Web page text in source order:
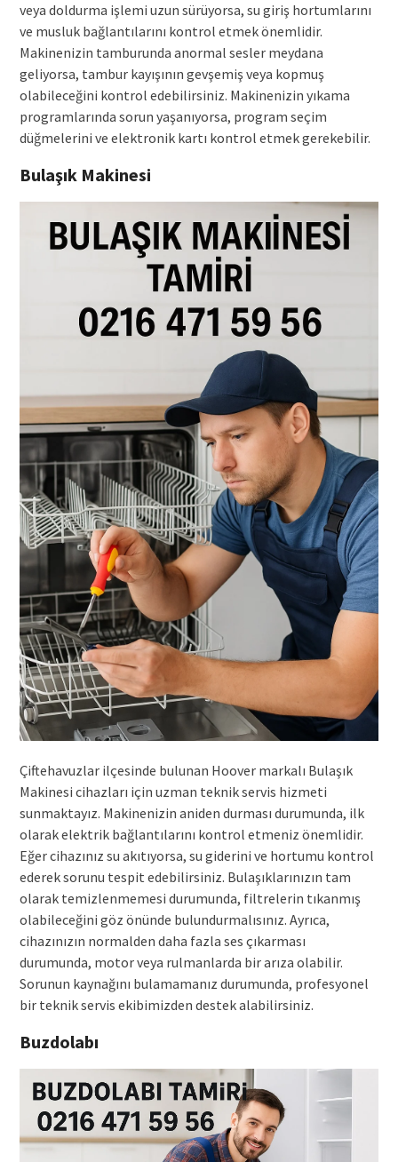
veya doldurma işlemi uzun sürüyorsa, su giriş hortumlarını
ve musluk bağlantılarını kontrol etmek önemlidir.
Makinenizin tamburunda anormal sesler meydana
geliyorsa, tambur kayışının gevşemiş veya kopmuş
olabileceğini kontrol edebilirsiniz. Makinenizin yıkama
programlarında sorun yaşanıyorsa, program seçim
düğmelerini ve elektronik kartı kontrol etmek gerekebilir.
Bulaşık Makinesi
Çiftehavuzlar ilçesinde bulunan Hoover markalı Bulaşık
Makinesi cihazları için uzman teknik servis hizmeti
sunmaktayız. Makinenizin aniden durması durumunda, ilk
olarak elektrik bağlantılarını kontrol etmeniz önemlidir.
Eğer cihazınız su akıtıyorsa, su giderini ve hortumu kontrol
ederek sorunu tespit edebilirsiniz. Bulaşıklarınızın tam
olarak temizlenmemesi durumunda, filtrelerin tıkanmış
olabileceğini göz önünde bulundurmalısınız. Ayrıca,
cihazınızın normalden daha fazla ses çıkarması
durumunda, motor veya rulmanlarda bir arıza olabilir.
Sorunun kaynağını bulamamanız durumunda, profesyonel
bir teknik servis ekibimizden destek alabilirsiniz.
Buzdolabı